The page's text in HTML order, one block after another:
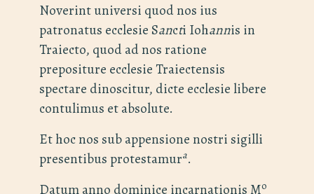
Noverint universi quod nos ius
patronatus ecclesie Sancti Iohannis in
Traiecto, quod ad nos ratione
prepositure ecclesie Traiectensis
spectare dinoscitur, dicte ecclesie libere
contulimus et absolute.
Et hoc nos sub appensione nostri sigilli
presentibus protestamura.
Datum anno dominice incarnationis Mo